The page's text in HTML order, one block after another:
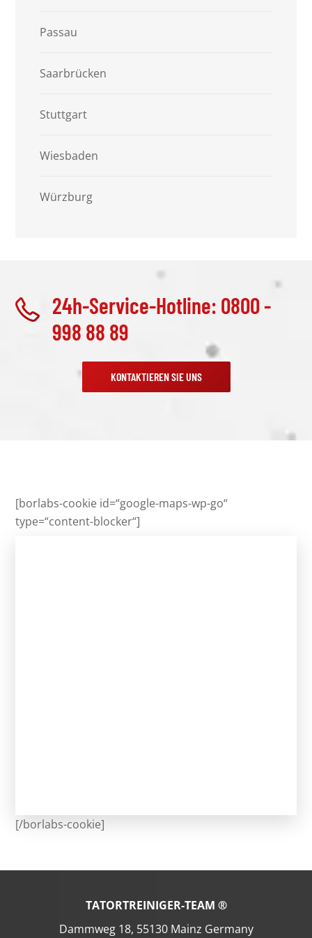
Passau
Saarbrücken
Stuttgart
Wiesbaden
Würzburg
24h-Service-Hotline: 0800 -
998 88 89
KONTAKTIEREN SIE UNS
[borlabs-cookie id=“google-maps-wp-go“
type=“content-blocker“]
[/borlabs-cookie]
TATORTREINIGER-TEAM ®
Dammweg 18, 55130 Mainz Germany